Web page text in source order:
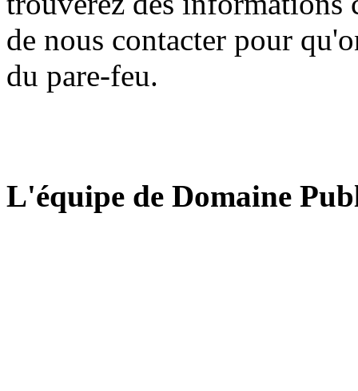
de nous contacter pour
du pare-feu.
L'équipe de Domaine